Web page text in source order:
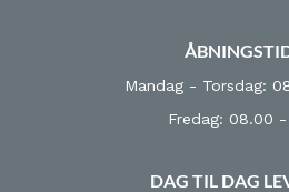
Mandag - Torsdag:
Fredag: 08.00 -
DAG TIL DAG